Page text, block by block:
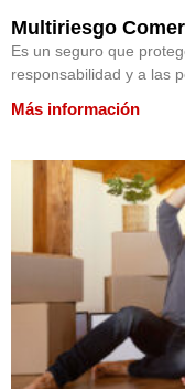
Multiriesgo
Es un seguro que
responsabilidad y a las
Más información